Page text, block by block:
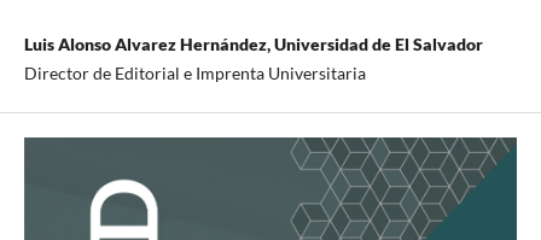
Luis Alonso Alvarez Hernández, Universidad de El Salvador
Director de Editorial e Imprenta Universitaria